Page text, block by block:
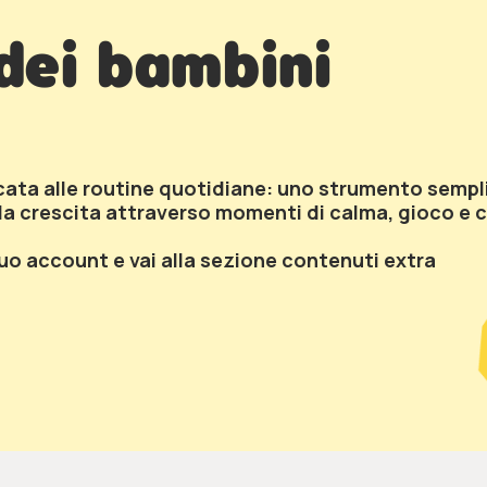
bambini
alle routine quotidiane: uno strumento
crescita attraverso momenti di calma, gioco e
account e vai alla sezione contenuti extra